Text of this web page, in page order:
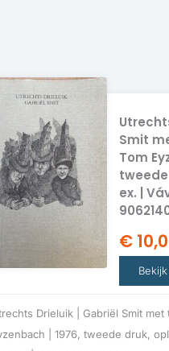
Smit
Tom
ex. |
€
Drieluik | Gabriël Smit met
| 1976, tweede druk,